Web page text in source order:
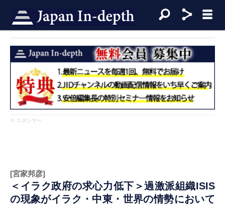
※ スポンサー
[宮家邦彦]
＜イラク政府の求心力低下＞過激派組織ISIS
の現象がイラク・中東・世界の情勢において